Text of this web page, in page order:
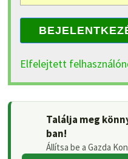
Elfelejtett
Találja meg
ban!
Állítsa be a Gazda